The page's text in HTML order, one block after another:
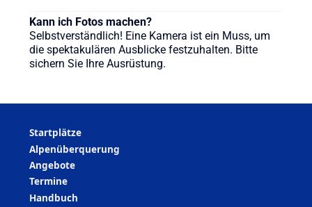
Kann ich Fotos machen?
Selbstverständlich! Eine Kamera ist ein Muss, um
die spektakulären Ausblicke festzuhalten. Bitte
sichern Sie Ihre Ausrüstung.
Startplätze
Alpenüberquerung
Angebote
Termine
Handbuch